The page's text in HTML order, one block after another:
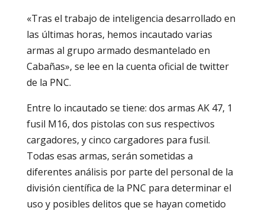
«Tras el trabajo de inteligencia desarrollado en
las últimas horas, hemos incautado varias
armas al grupo armado desmantelado en
Cabañas», se lee en la cuenta oficial de twitter
de la PNC.
Entre lo incautado se tiene: dos armas AK 47, 1
fusil M16, dos pistolas con sus respectivos
cargadores, y cinco cargadores para fusil.
Todas esas armas, serán sometidas a
diferentes análisis por parte del personal de la
división científica de la PNC para determinar el
uso y posibles delitos que se hayan cometido